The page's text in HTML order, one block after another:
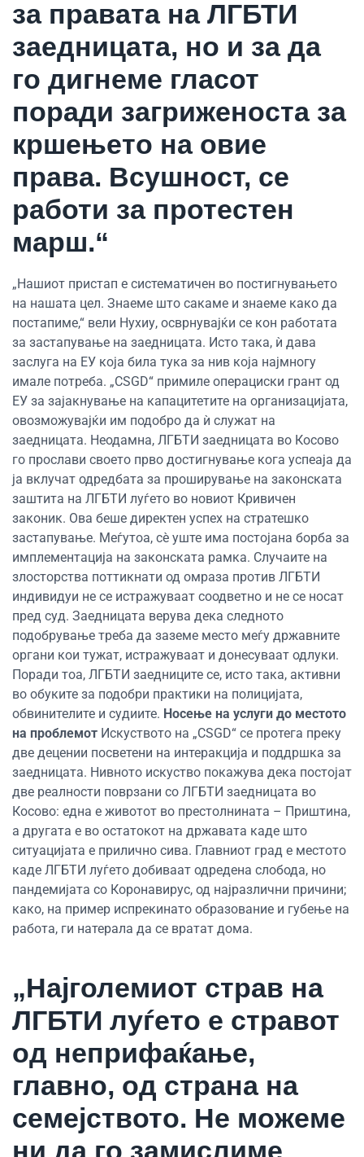
за правата на ЛГБТИ
заедницата, но и за да
го дигнеме гласот
поради загриженоста за
кршењето на овие
права. Всушност, се
работи за протестен
марш.“
„Нашиот пристап е систематичен во постигнувањето
на нашата цел. Знаеме што сакаме и знаеме како да
постапиме,“ вели Нухиу, осврнувајќи се кон работата
за застапување на заедницата. Исто така, ѝ дава
заслуга на ЕУ која била тука за нив која најмногу
имале потреба. „CSGD“ примиле операциски грант од
ЕУ за зајакнување на капацитетите на организацијата,
овозможувајќи им подобро да ѝ служат на
заедницата. Неодамна, ЛГБТИ заедницата во Косово
го прослави своето прво достигнување кога успеаја да
ја вклучат одредбата за проширување на законската
заштита на ЛГБТИ луѓето во новиот Кривичен
законик. Ова беше директен успех на стратешко
застапување. Меѓутоа, сè уште има постојана борба за
имплементација на законската рамка. Случаите на
злосторства поттикнати од омраза против ЛГБТИ
индивидуи не се истражуваат соодветно и не се носат
пред суд. Заедницата верува дека следното
подобрување треба да заземе место меѓу државните
органи кои тужат, истражуваат и донесуваат одлуки.
Поради тоа, ЛГБТИ заедниците се, исто така, активни
во обуките за подобри практики на полицијата,
обвинителите и судиите. Носење на услуги до местото
на проблемот Искуството на „CSGD“ се протега преку
две децении посветени на интеракција и поддршка за
заедницата. Нивното искуство покажува дека постојат
две реалности поврзани со ЛГБТИ заедницата во
Косово: една е животот во престолнината – Приштина,
а другата е во остатокот на државата каде што
ситуацијата е прилично сива. Главниот град е местото
каде ЛГБТИ луѓето добиваат одредена слобода, но
пандемијата со Коронавирус, од најразлични причини;
како, на пример испрекинато образование и губење на
работа, ги натерала да се вратат дома.
„Најголемиот страв на
ЛГБТИ луѓето е стравот
од неприфаќање,
главно, од страна на
семејството. Не можеме
ни да го замислиме